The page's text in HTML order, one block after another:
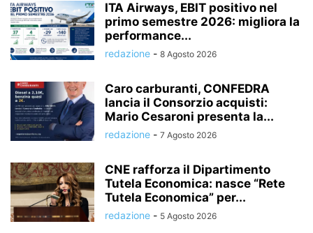
ITA Airways, EBIT positivo nel
primo semestre 2026: migliora la
performance...
redazione - 8 Agosto 2026
Caro carburanti, CONFEDRA
lancia il Consorzio acquisti:
Mario Cesaroni presenta la...
redazione - 7 Agosto 2026
CNE rafforza il Dipartimento
Tutela Economica: nasce “Rete
Tutela Economica” per...
redazione - 5 Agosto 2026